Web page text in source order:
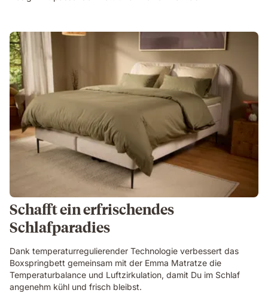
Schafft ein erfrischendes
Schlafparadies
Dank temperaturregulierender Technologie verbessert das
Boxspringbett gemeinsam mit der Emma Matratze die
Temperaturbalance und Luftzirkulation, damit Du im Schlaf
angenehm kühl und frisch bleibst.